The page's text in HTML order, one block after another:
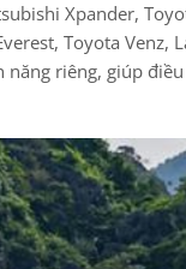
Xpander,
Toyota Venz,
riêng, giúp